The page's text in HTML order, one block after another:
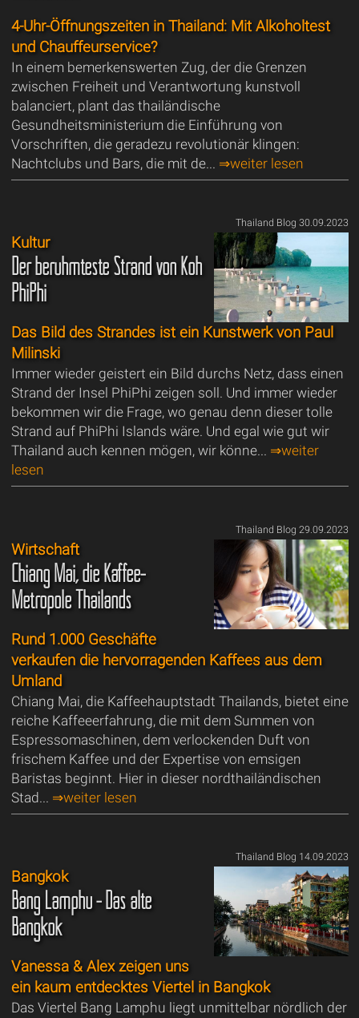
4-Uhr-Öffnungszeiten in Thailand: Mit Alkoholtest
und Chauffeurservice?
In einem bemerkenswerten Zug, der die Grenzen
zwischen Freiheit und Verantwortung kunstvoll
balanciert, plant das thailändische
Gesundheitsministerium die Einführung von
Vorschriften, die geradezu revolutionär klingen:
Nachtclubs und Bars, die mit de... ⇒weiter lesen
Thailand Blog 30.09.2023
Kultur
Der berühmteste Strand von Koh
PhiPhi
Das Bild des Strandes ist ein Kunstwerk von Paul
Milinski
Immer wieder geistert ein Bild durchs Netz, dass einen
Strand der Insel PhiPhi zeigen soll. Und immer wieder
bekommen wir die Frage, wo genau denn dieser tolle
Strand auf PhiPhi Islands wäre. Und egal wie gut wir
Thailand auch kennen mögen, wir könne... ⇒weiter
lesen
Thailand Blog 29.09.2023
Wirtschaft
Chiang Mai, die Kaffee-
Metropole Thailands
Rund 1.000 Geschäfte
verkaufen die hervorragenden Kaffees aus dem
Umland
Chiang Mai, die Kaffeehauptstadt Thailands, bietet eine
reiche Kaffeeerfahrung, die mit dem Summen von
Espressomaschinen, dem verlockenden Duft von
frischem Kaffee und der Expertise von emsigen
Baristas beginnt. Hier in dieser nordthailändischen
Stad... ⇒weiter lesen
Thailand Blog 14.09.2023
Bangkok
Bang Lamphu - Das alte
Bangkok
Vanessa & Alex zeigen uns
ein kaum entdecktes Viertel in Bangkok
Das Viertel Bang Lamphu liegt unmittelbar nördlich der